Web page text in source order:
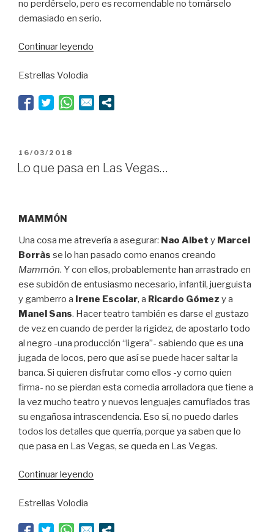
no perdérselo, pero es recomendable no tomárselo
demasiado en serio.
Continuar leyendo
es”
Estrellas Volodia
PUBLICADO
EL
16/03/2018
Lo que pasa en Las Vegas…
MAMMÓN
Una cosa me atrevería a asegurar: Nao Albet y Marcel
Borràs se lo han pasado como enanos creando
Mammón. Y con ellos, probablemente han arrastrado en
ese subidón de entusiasmo necesario, infantil, juerguista
y gamberro a Irene Escolar, a Ricardo Gómez y a
Manel Sans. Hacer teatro también es darse el gustazo
de vez en cuando de perder la rigidez, de apostarlo todo
al negro -una producción “ligera”- sabiendo que es una
jugada de locos, pero que así se puede hacer saltar la
banca. Si quieren disfrutar como ellos -y como quien
firma- no se pierdan esta comedia arrolladora que tiene a
la vez mucho teatro y nuevos lenguajes camuflados tras
su engañosa intrascendencia. Eso sí, no puedo darles
todos los detalles que querría, porque ya saben que lo
que pasa en Las Vegas, se queda en Las Vegas.
Continuar leyendo
Estrellas Volodia